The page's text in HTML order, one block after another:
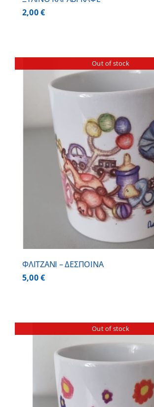
2,00€
Out of stock
ΦΛΙΤΖΑΝΙ – ΔΕΣΠΟΙΝΑ
5,00€
Out of stock